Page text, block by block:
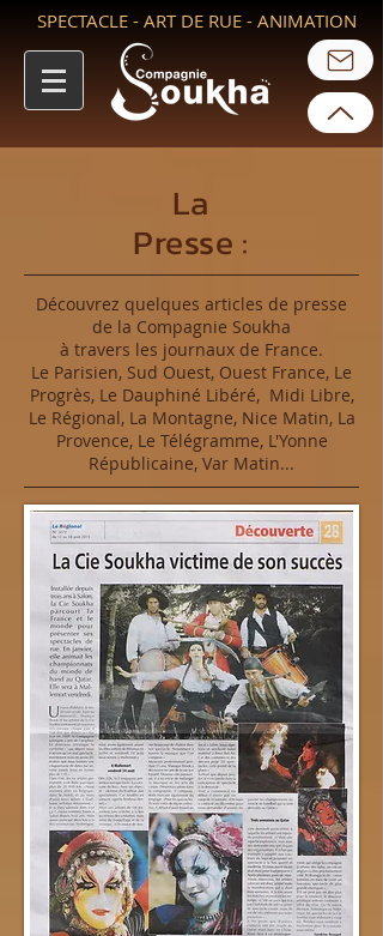
SPECTACLE - ART DE RUE - ANIMATION
La
Presse :
Découvrez quelques articles de presse
de la Compagnie Soukha
à travers les journaux de France.
Le Parisien, Sud Ouest, Ouest France, Le
Progrès, Le Dauphiné Libéré, Midi Libre,
Le Régional, La Montagne, Nice Matin, La
Provence, Le Télégramme, L'Yonne
Républicaine, Var Matin...